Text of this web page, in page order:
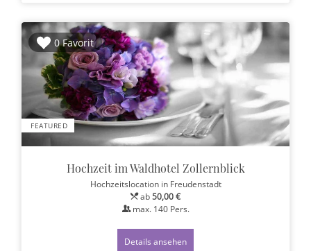
0 Favorit
FEATURED
Hochzeit im Waldhotel Zollernblick
Hochzeitslocation in Freudenstadt
ab50,00 €
max. 140Pers.
Details ansehen